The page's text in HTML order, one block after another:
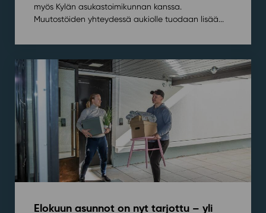
myös Kylän asukastoimikunnan kanssa.
Muutostöiden yhteydessä aukiolle tuodaan lisää...
Elokuun asunnot on nyt tarjottu – yli